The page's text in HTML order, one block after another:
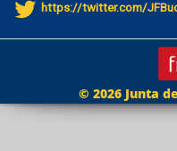
https://twitter.com/
© 2026 Junta